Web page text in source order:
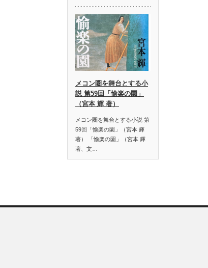
メコン圏を舞台とする小
説 第59回「愉楽の園」
（宮本 輝 著）
メコン圏を舞台とする小説 第
59回「愉楽の園」（宮本 輝
著） 「愉楽の園」（宮本 輝
著、文…